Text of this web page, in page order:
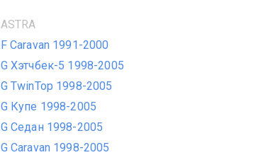
ASTRA
F Caravan 1991-2000
G Хэтчбек-5 1998-2005
G TwinTop 1998-2005
G Купе 1998-2005
G Седан 1998-2005
G Caravan 1998-2005